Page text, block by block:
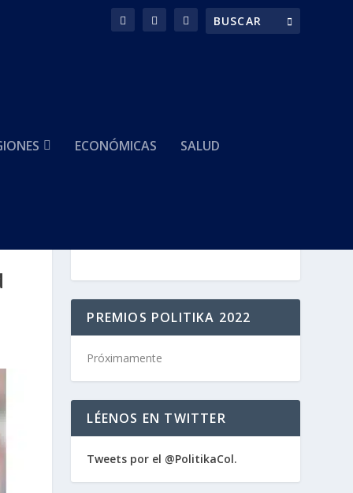
ECONÓMICAS SALUD
PREMIOS POLITIKA 2022
Próximamente
LÉENOS EN TWITTER
Tweets por el @PolitikaCol.